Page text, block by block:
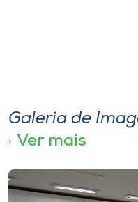
Galeria de
Ver mais